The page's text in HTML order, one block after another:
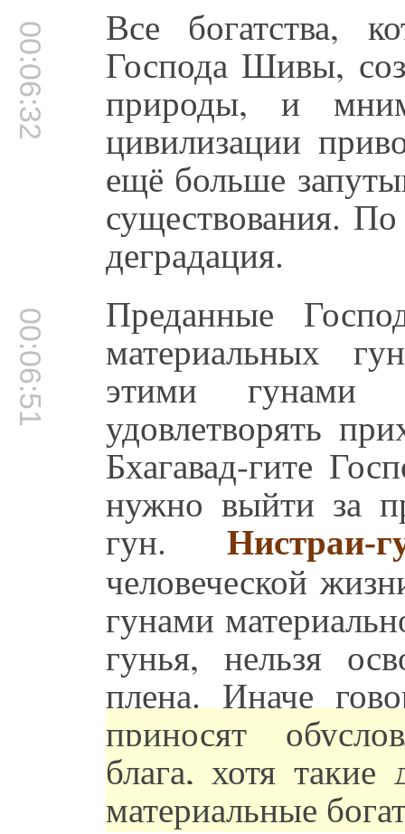
00:06:32 Все богатства,
Господа Шивы,
природы, и
цивилизации
ещё больше
существования.
деградация.
00:06:51 Преданные
материальных
этими гунами
удовлетворять
Бхагавад-гите
нужно выйти за
гун.Нистраи-
человеческой
гунами
гунья, нельзя
плена. Иначе
приносят
блага, хотя
материальные